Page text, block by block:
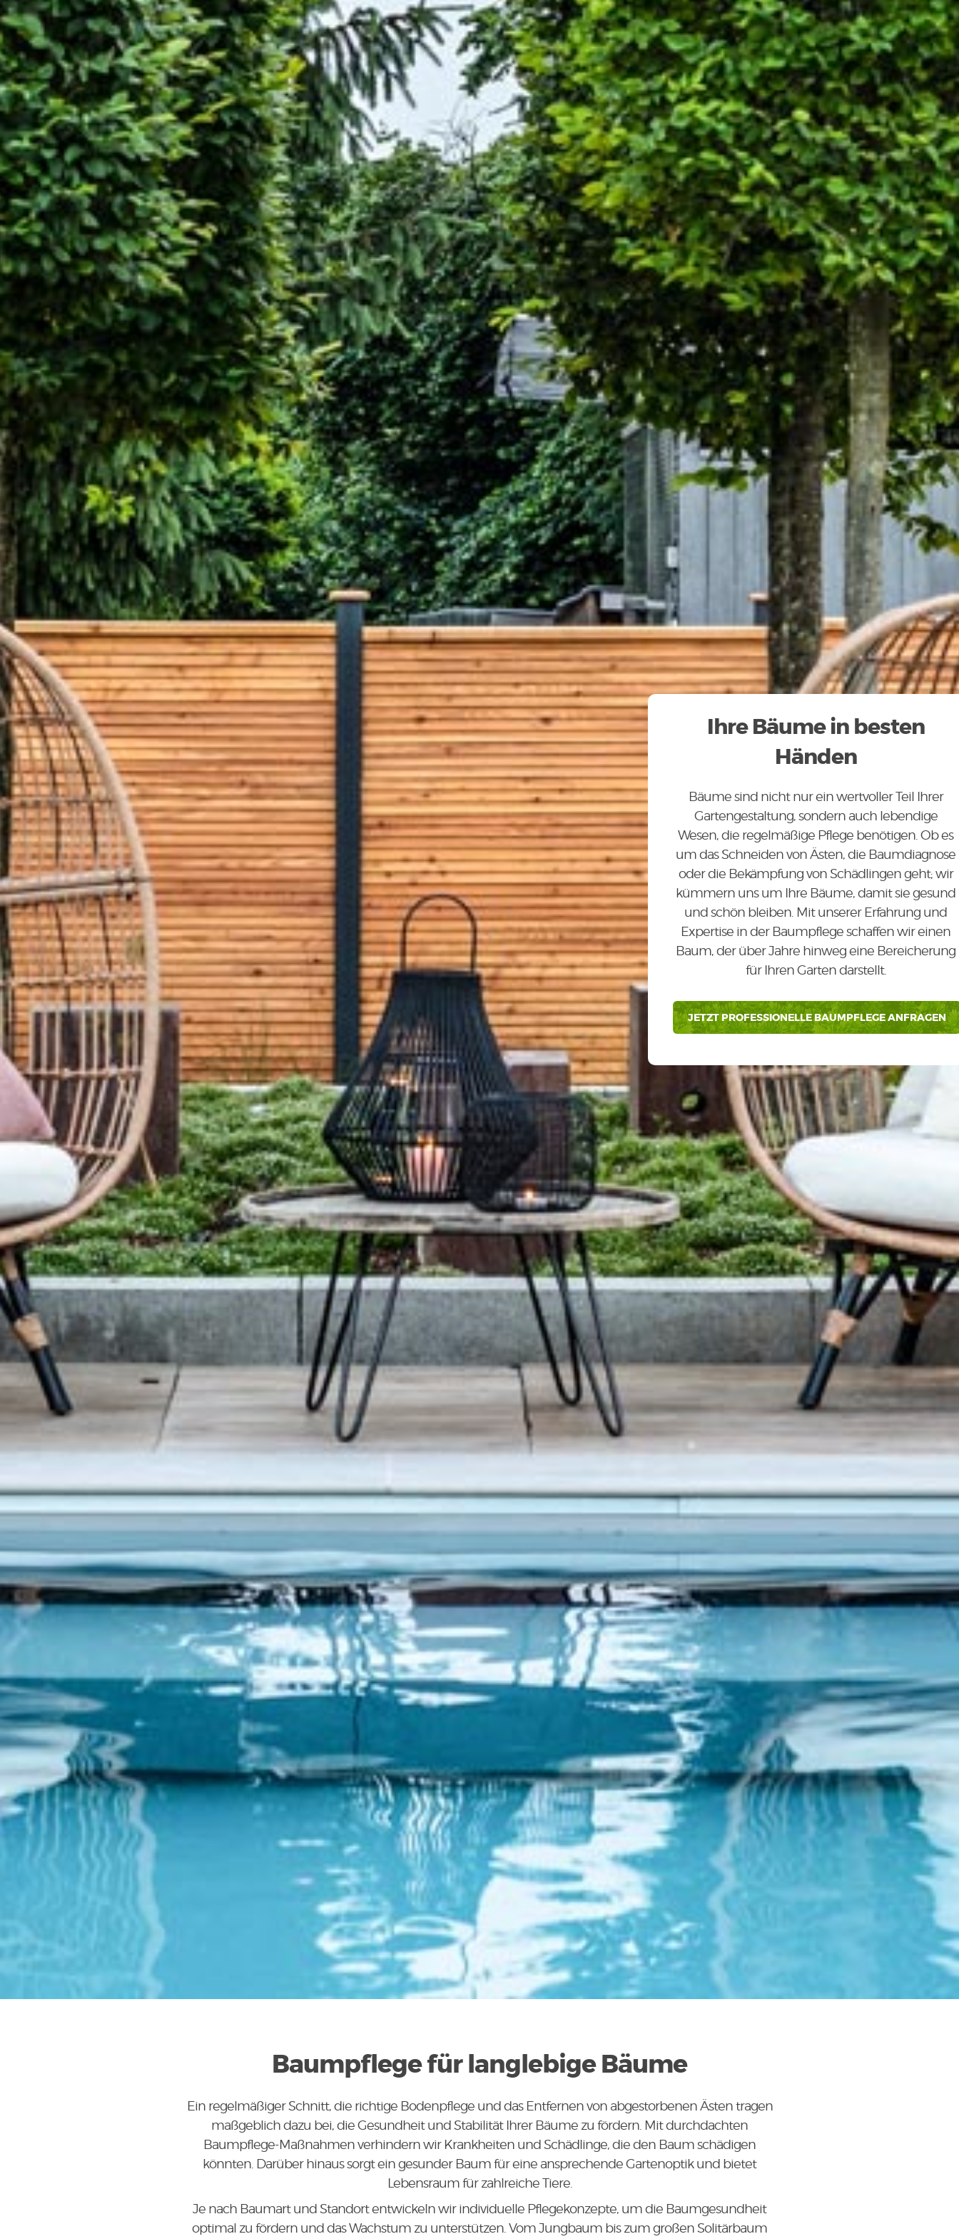
Ihre Bäume in besten
Händen
Bäume sind nicht nur ein wertvoller Teil Ihrer
Gartengestaltung, sondern auch lebendige
Wesen, die regelmäßige Pflege benötigen. Ob es
um das Schneiden von Ästen, die Baumdiagnose
oder die Bekämpfung von Schädlingen geht; wir
kümmern uns um Ihre Bäume, damit sie gesund
und schön bleiben. Mit unserer Erfahrung und
Expertise in der Baumpflege schaffen wir einen
Baum, der über Jahre hinweg eine Bereicherung
für Ihren Garten darstellt.
JETZT PROFESSIONELLE BAUMPFLEGE ANFRAGEN
Baumpflege für langlebige Bäume
Ein regelmäßiger Schnitt, die richtige Bodenpflege und das Entfernen von abgestorbenen Ästen tragen
maßgeblich dazu bei, die Gesundheit und Stabilität Ihrer Bäume zu fördern. Mit durchdachten
Baumpflege-Maßnahmen verhindern wir Krankheiten und Schädlinge, die den Baum schädigen
könnten. Darüber hinaus sorgt ein gesunder Baum für eine ansprechende Gartenoptik und bietet
Lebensraum für zahlreiche Tiere.
Je nach Baumart und Standort entwickeln wir individuelle Pflegekonzepte, um die Baumgesundheit
optimal zu fördern und das Wachstum zu unterstützen. Vom Jungbaum bis zum großen Solitärbaum